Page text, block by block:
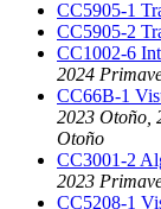
CC5905-1
CC5905-2
CC1002-6
2024
CC66B-1
2023 Otoño,
Otoño
CC3001-2
2023
CC5208-1